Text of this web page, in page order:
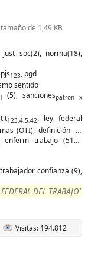
de 1,49 KB
soc(2), norma(18),
123, pgd
sentido
(5), sancionespatron x
123,4,5,42, ley federal
(OTI), definición -->
enferm trabajo (513),
confianza (9),
DEL TRABAJO"
Visitas: 194.812